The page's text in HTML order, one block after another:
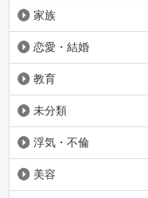
家族
恋愛・結婚
教育
未分類
浮気・不倫
美容